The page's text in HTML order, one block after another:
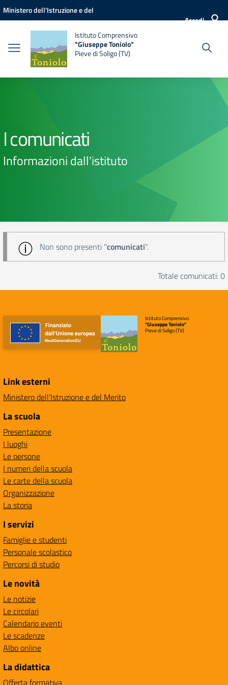
Vai ai contenuti
Vai al menu di navigazione
Vai al footer
Ministero dell'Istruzione e del
Accedi
Istituto Comprensivo
"Giuseppe Toniolo"
Pieve di Soligo (TV)
I comunicati
Informazioni dall'istituto
Non sono presenti "comunicati".
Totale comunicati: 0
Istituto Comprensivo
"Giuseppe Toniolo"
Pieve di Soligo (TV)
Link esterni
Ministero dell'Istruzione e del Merito
La scuola
Presentazione
I luoghi
Le persone
I numeri della scuola
Le carte della scuola
Organizzazione
La storia
I servizi
Famiglie e studenti
Personale scolastico
Percorsi di studio
Le novità
Le notizie
Le circolari
Calendario eventi
Le scadenze
Albo online
La didattica
Offerta formativa